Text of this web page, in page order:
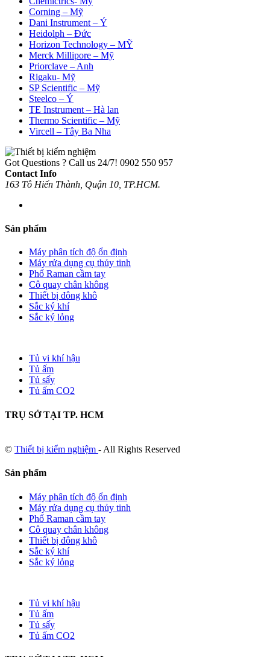
Corning – Mỹ
Dani Instrument – Ý
Heidolph – Đức
Horizon Technology – MỸ
Merck Millipore – Mỹ
Priorclave – Anh
Rigaku- Mỹ
SP Scientific – Mỹ
Steelco – Ý
TE Instrument – Hà lan
Thermo Scientific – Mỹ
Vircell – Tây Ba Nha
Got Questions ? Call us 24/7! 0902 550 957
Contact Info
163 Tô Hiến Thành, Quận 10, TP.HCM.
Sản phẩm
Máy phân tích độ ổn định
Máy rửa dụng cụ thủy tinh
Phổ Raman cầm tay
Cô quay chân không
Thiết bị đông khô
Sắc ký khí
Sắc ký lỏng
Tủ vi khí hậu
Tủ ấm
Tủ sấy
Tủ ấm CO2
TRỤ SỞ TẠI TP. HCM
© Thiết bị kiểm nghiệm - All Rights Reserved
Sản phẩm
Máy phân tích độ ổn định
Máy rửa dụng cụ thủy tinh
Phổ Raman cầm tay
Cô quay chân không
Thiết bị đông khô
Sắc ký khí
Sắc ký lỏng
Tủ vi khí hậu
Tủ ấm
Tủ sấy
Tủ ấm CO2